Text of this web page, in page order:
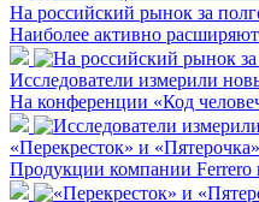
На российский рынок за
Наиболее активно
Исследователи измерили
На конференции «Код
«Перекресток» и
Продукции компании Ferrero